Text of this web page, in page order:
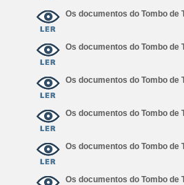
Os documentos do Tombo de
Os documentos do Tombo de
Os documentos do Tombo de
Os documentos do Tombo de
Os documentos do Tombo de
Os documentos do Tombo de